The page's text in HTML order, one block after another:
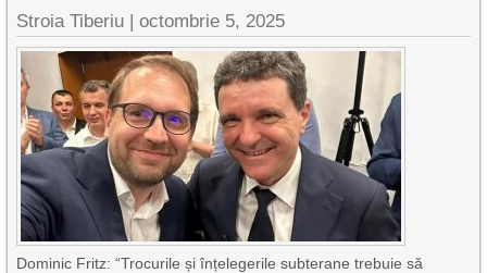
Stroia Tiberiu |octombrie 5, 2025
Dominic Fritz: “Trocurile și înțelegerile subterane trebuie să